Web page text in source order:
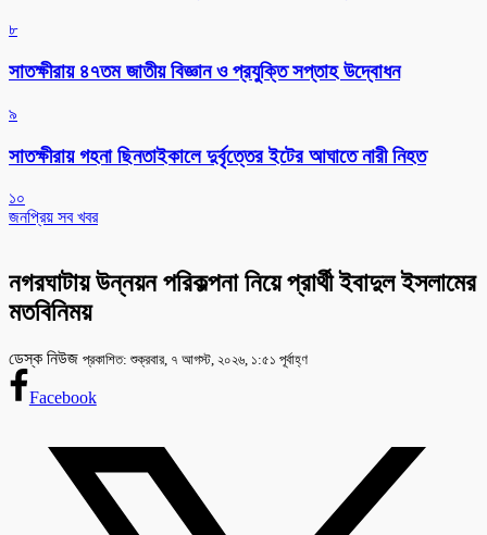
৮
সাতক্ষীরায় ৪৭তম জাতীয় বিজ্ঞান ও প্রযুক্তি সপ্তাহ উদ্বোধন
৯
সাতক্ষীরায় গহনা ছিনতাইকালে দুর্বৃত্তের ইটের আঘাতে নারী নিহত
১০
জনপ্রিয় সব খবর
নগরঘাটায় উন্নয়ন পরিকল্পনা নিয়ে প্রার্থী ইবাদুল ইসলামের
মতবিনিময়
ডেস্ক নিউজ প্রকাশিত: শুক্রবার, ৭ আগস্ট, ২০২৬, ১:৫১ পূর্বাহ্ণ
Facebook